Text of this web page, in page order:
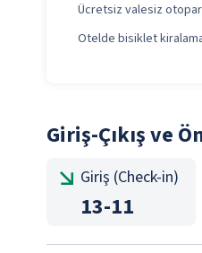
Ücretsiz valesiz
Otelde bisiklet
Giriş-Çıkış ve
Giriş (Check-in)
13-11